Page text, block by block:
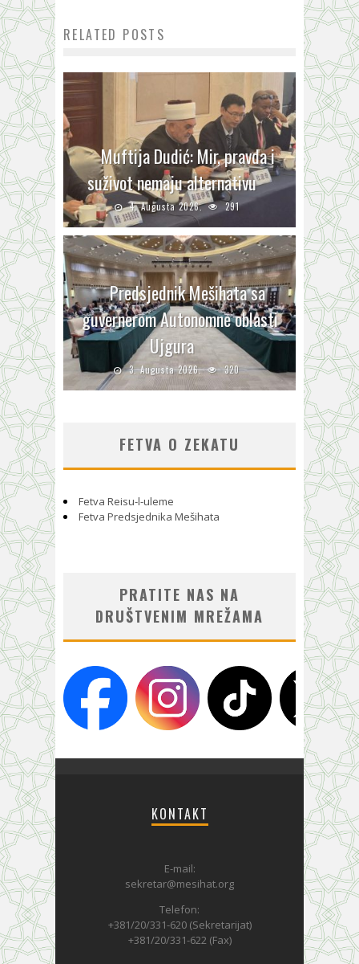
RELATED POSTS
Muftija Dudić: Mir, pravda i
suživot nemaju alternativu
4. Augusta 2026. 291
Predsjednik Mešihata sa
guvernerom Autonomne oblasti
Ujgura
3. Augusta 2026. 320
FETVA O ZEKATU
Fetva Reisu-l-uleme
Fetva Predsjednika Mešihata
PRATITE NAS NA
DRUŠTVENIM MREŽAMA
KONTAKT
E-mail:
sekretar@mesihat.org
Telefon:
+381/20/331-620 (Sekretarijat)
+381/20/331-622 (Fax)